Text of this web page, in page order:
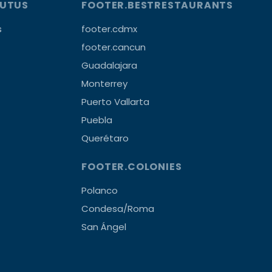
FOOTER.BESTRESTAURANTS
footer.cdmx
footer.cancun
Guadalajara
Monterrey
Puerto Vallarta
Puebla
Querétaro
FOOTER.COLONIES
Polanco
Condesa/Roma
San Ángel